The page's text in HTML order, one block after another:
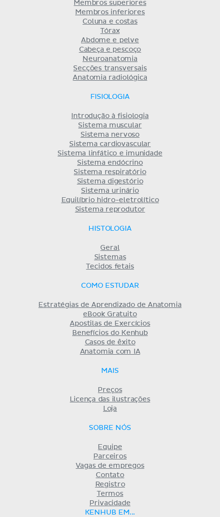
Membros superiores
Membros inferiores
Coluna e costas
Tórax
Abdome e pelve
Cabeça e pescoço
Neuroanatomia
Secções transversais
Anatomia radiológica
FISIOLOGIA
Introdução à fisiologia
Sistema muscular
Sistema nervoso
Sistema cardiovascular
Sistema linfático e imunidade
Sistema endócrino
Sistema respiratório
Sistema digestório
Sistema urinário
Equilíbrio hidro-eletrolítico
Sistema reprodutor
HISTOLOGIA
Geral
Sistemas
Tecidos fetais
COMO ESTUDAR
Estratégias de Aprendizado de Anatomia
eBook Gratuito
Apostilas de Exercícios
Benefícios do Kenhub
Casos de êxito
Anatomia com IA
MAIS
Preços
Licença das ilustrações
Loja
SOBRE NÓS
Equipe
Parceiros
Vagas de empregos
Contato
Registro
Termos
Privacidade
KENHUB EM...